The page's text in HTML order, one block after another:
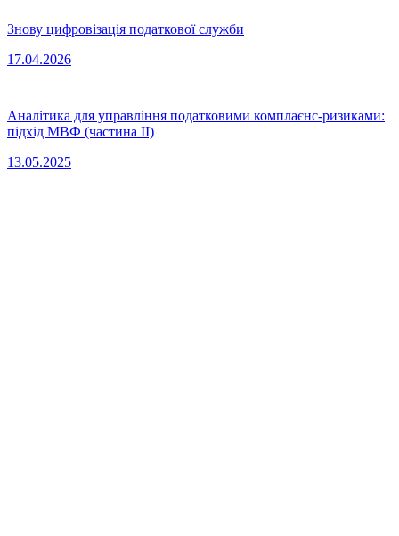
Знову цифровізація податкової служби
17.04.2026
Аналітика для управління податковими комплаєнс-ризиками:
підхід МВФ (частина ІI)
13.05.2025